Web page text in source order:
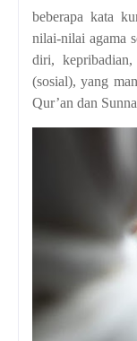
beberapa kata
nilai-nilai agama
diri,
(sosial), yang
Qur’an dan